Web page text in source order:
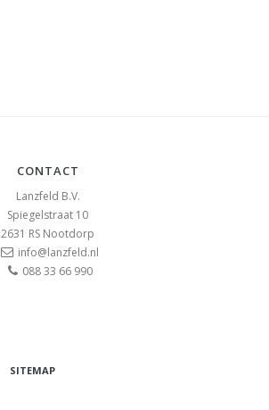
CONTACT
Lanzfeld B.V.
Spiegelstraat 10
2631 RS Nootdorp
info@lanzfeld.nl
088 33 66 990
SITEMAP